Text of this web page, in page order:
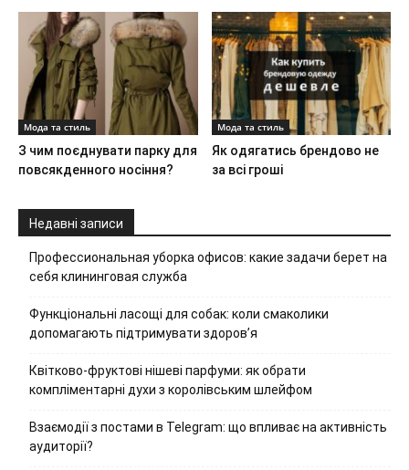
Мода та стиль
З чим поєднувати парку для
повсякденного носіння?
Мода та стиль
Як одягатись брендово не
за всі гроші
Недавні записи
Профессиональная уборка офисов: какие задачи берет на
себя клининговая служба
Функціональні ласощі для собак: коли смаколики
допомагають підтримувати здоров’я
Квітково-фруктові нішеві парфуми: як обрати
компліментарні духи з королівським шлейфом
Взаємодії з постами в Telegram: що впливає на активність
аудиторії?